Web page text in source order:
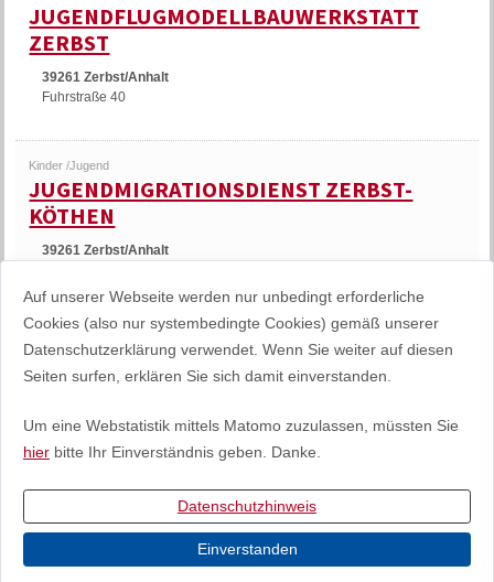
Auf unserer Webseite werden nur unbedingt erforderliche
Cookies (also nur systembedingte Cookies) gemäß unserer
Datenschutzerklärung verwendet. Wenn Sie weiter auf diesen
Seiten surfen, erklären Sie sich damit einverstanden.
Um eine Webstatistik mittels Matomo zuzulassen, müssten Sie
hier bitte Ihr Einverständnis geben. Danke.
Datenschutzhinweis
Einverstanden
JUGENDFLUGMODELLBAUWERKSTATT
ZERBST
39261 Zerbst/Anhalt
Fuhrstraße 40
Kinder /Jugend
JUGENDMIGRATIONSDIENST ZERBST-
KÖTHEN
39261 Zerbst/Anhalt
JUGENDTREFF DER EVANGELISCHEN
KIRCHE ZERBST
39261 Zerbst/Anhalt
Schlossfreiheit
Impressum
Inhaltsverzeichnis
Datenschutz